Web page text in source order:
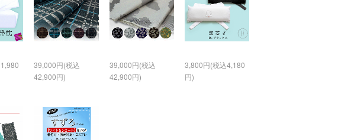
39,000円(税込
42,900円)
39,000円(税込
42,900円)
3,800円(税込4,180
円)